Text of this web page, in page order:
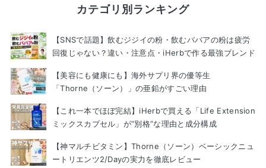
カテゴリ別ランキング
【SNSで話題】飲むジジイの粉・飲むババアの粉は疲労
回復じゃない？違い・注意点・iHerbで作る最強ブレンド
【美容にも健康にも】海外サプリ界の優等生
「Thorne（ソーン）」の亜鉛がすごい理由
【これ一本でほぼ完結】iHerbで買える「Life Extension
ミックスカプセル」が“別格”な理由と成分構成
【神マルチビタミン】Thorne（ソーン）ベーシックニュ
ートリエンツ2/Dayの実力を徹底レビュー